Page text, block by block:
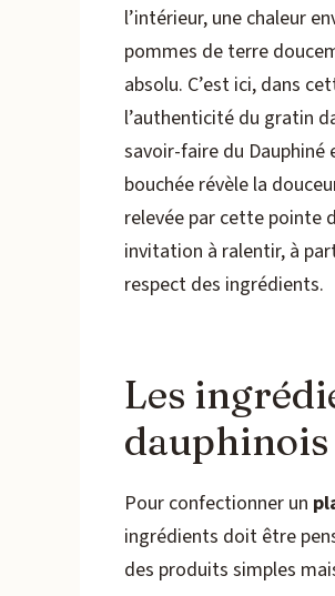
l’intérieur, une chaleur
pommes de terre
absolu. C’est ici, dans
l’authenticité du gratin
savoir-faire du Dauphiné
bouchée révèle la
relevée par cette pointe
invitation à ralentir, à
respect des ingrédients.
Les
Pour confectionner un
ingrédients doit être
des produits simples